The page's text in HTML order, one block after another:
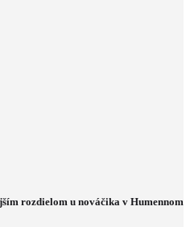
rozdielom u nováčika v Humennom